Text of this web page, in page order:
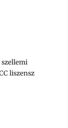
szellemi
liszensz